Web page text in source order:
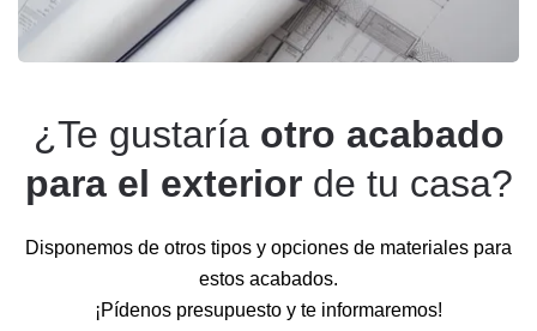
¿Te gustaría otro acabado
para el exteriorde tu casa?
Disponemos de otros tipos y opciones de materiales para
estos acabados.
¡Pídenos presupuesto y te informaremos!